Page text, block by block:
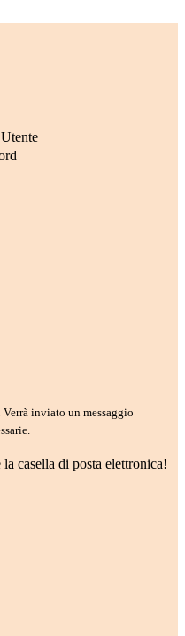
Verrà inviato un messaggio
casella di posta elettronica!